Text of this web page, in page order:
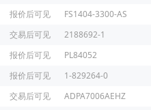
报价后可见
FS1404-3300-AS
交易后可见
2188692-1
报价后可见
PL84052
报价后可见
1-829264-0
交易后可见
ADPA7006AEHZ